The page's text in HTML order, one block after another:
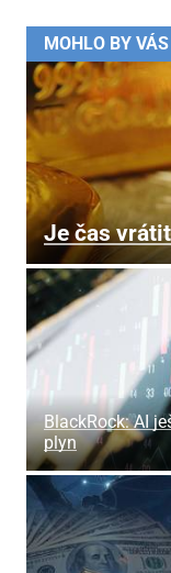
MOHLO BY
Je čas
BlackRock: AI
plyn